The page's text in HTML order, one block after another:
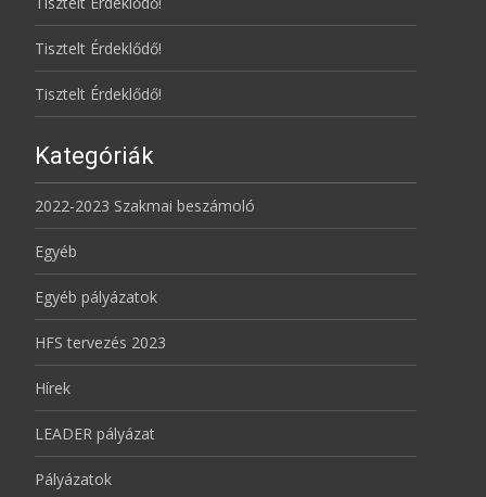
Tisztelt Érdeklődő!
Tisztelt Érdeklődő!
Kategóriák
2022-2023 Szakmai beszámoló
Egyéb
Egyéb pályázatok
HFS tervezés 2023
Hírek
LEADER pályázat
Pályázatok